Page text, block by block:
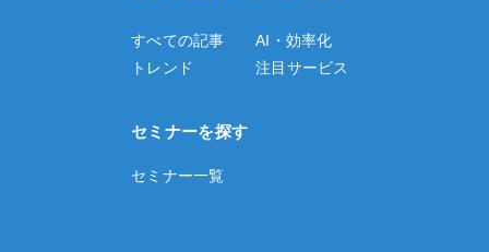
すべての記事
AI・効率化
トレンド
注目サービス
セミナーを探す
セミナー一覧